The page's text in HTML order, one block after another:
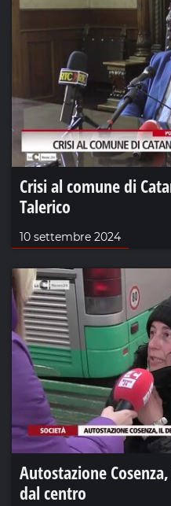
Crisi al comune di
Talerico
10 settembre 2024
Autostazione
dal centro